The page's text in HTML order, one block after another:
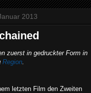
2013
zuerst in gedruckter Form in
Region
letzten Film den Zweiten